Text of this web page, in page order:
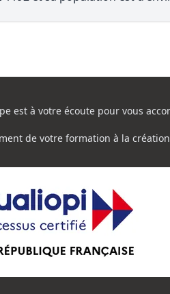
est à votre écoute pour vous
de votre formation à la